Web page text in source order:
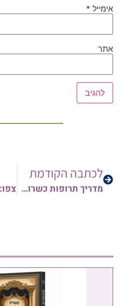
אימייל *
אתר
לכתבה הקודמת
מדריך תרופות כשרות לפסח 2021